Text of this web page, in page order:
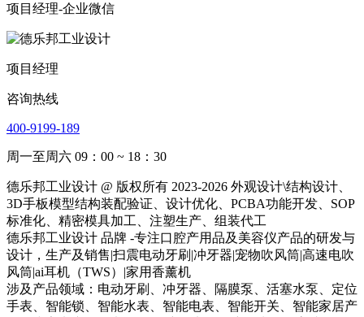
项目经理-企业微信
项目经理
咨询热线
400-9199-189
周一至周六 09：00 ~ 18：30
德乐邦工业设计 @ 版权所有 2023-2026 外观设计\结构设计、
3D手板模型结构装配验证、设计优化、PCBA功能开发、SOP
标准化、精密模具加工、注塑生产、组装代工
德乐邦工业设计 品牌 -专注口腔产用品及美容仪产品的研发与
设计，生产及销售|扫震电动牙刷|冲牙器|宠物吹风筒|高速电吹
风筒|ai耳机（TWS）|家用香薰机
涉及产品领域：电动牙刷、冲牙器、隔膜泵、活塞水泵、定位
手表、智能锁、智能水表、智能电表、智能开关、智能家居产